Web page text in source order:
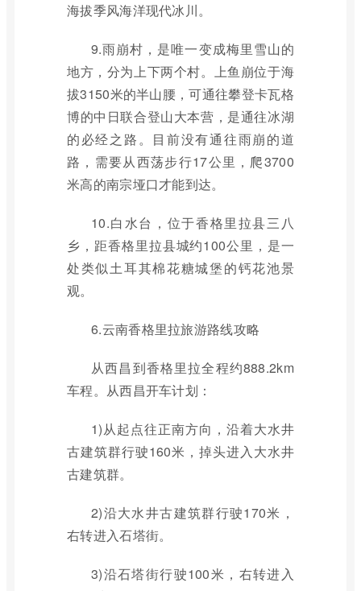
海拔季风海洋现代冰川。
9.雨崩村，是唯一变成梅里雪山的
地方，分为上下两个村。上鱼崩位于海
拔3150米的半山腰，可通往攀登卡瓦格
博的中日联合登山大本营，是通往冰湖
的必经之路。目前没有通往雨崩的道
路，需要从西荡步行17公里，爬3700
米高的南宗垭口才能到达。
10.白水台，位于香格里拉县三八
乡，距香格里拉县城约100公里，是一
处类似土耳其棉花糖城堡的钙花池景
观。
6.云南香格里拉旅游路线攻略
从西昌到香格里拉全程约888.2km
车程。从西昌开车计划：
1)从起点往正南方向，沿着大水井
古建筑群行驶160米，掉头进入大水井
古建筑群。
2)沿大水井古建筑群行驶170米，
右转进入石塔街。
3)沿石塔街行驶100米，右转进入